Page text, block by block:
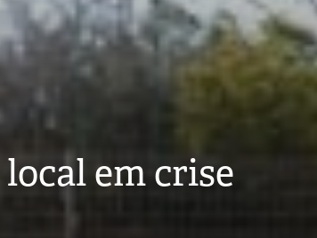
em crise